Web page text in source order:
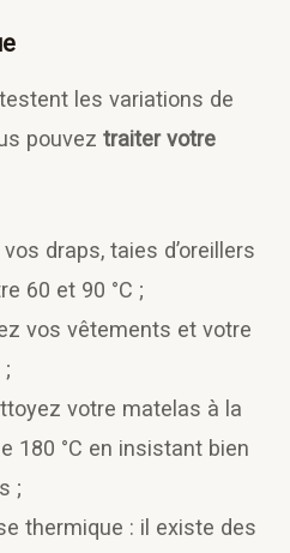
les variations de
pouveztraiter votre
draps, taies d’oreillers
60 et 90 °C ;
vos vêtements et votre
;
votre matelas à la
180 °C en insistant bien
;
thermique : il existe des